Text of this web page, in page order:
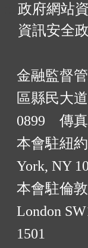
政府網站
資訊安全
金融監督
區縣民大
0899 傳真
本會駐紐
York, NY
本會駐倫
London
1501